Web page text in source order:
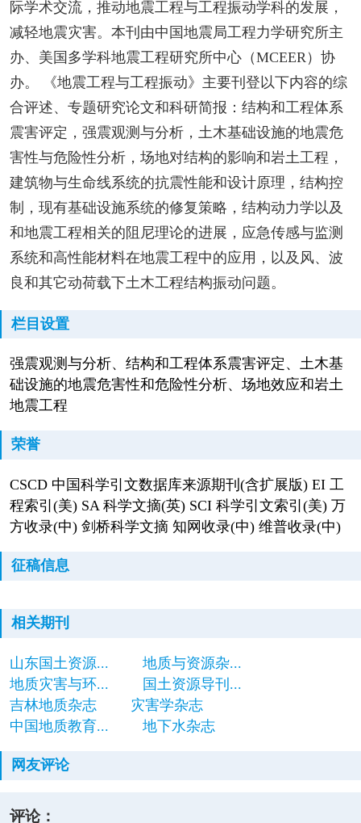
际学术交流，推动地震工程与工程振动学科的发展，
减轻地震灾害。本刊由中国地震局工程力学研究所主
办、美国多学科地震工程研究所中心（MCEER）协
办。 《地震工程与工程振动》主要刊登以下内容的综
合评述、专题研究论文和科研简报：结构和工程体系
震害评定，强震观测与分析，土木基础设施的地震危
害性与危险性分析，场地对结构的影响和岩土工程，
建筑物与生命线系统的抗震性能和设计原理，结构控
制，现有基础设施系统的修复策略，结构动力学以及
和地震工程相关的阻尼理论的进展，应急传感与监测
系统和高性能材料在地震工程中的应用，以及风、波
良和其它动荷载下土木工程结构振动问题。
栏目设置
强震观测与分析、结构和工程体系震害评定、土木基
础设施的地震危害性和危险性分析、场地效应和岩土
地震工程
荣誉
CSCD 中国科学引文数据库来源期刊(含扩展版) EI 工
程索引(美) SA 科学文摘(英) SCI 科学引文索引(美) 万
方收录(中) 剑桥科学文摘 知网收录(中) 维普收录(中)
征稿信息
相关期刊
山东国土资源...
地质与资源杂...
地质灾害与环...
国土资源导刊...
吉林地质杂志
灾害学杂志
中国地质教育...
地下水杂志
网友评论
评论：